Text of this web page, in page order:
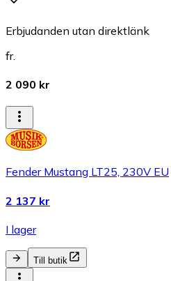
Erbjudanden utan direktlänk
fr.
2 090 kr
Fender Mustang LT25, 230V EU
2 137 kr
I lager
Till butik